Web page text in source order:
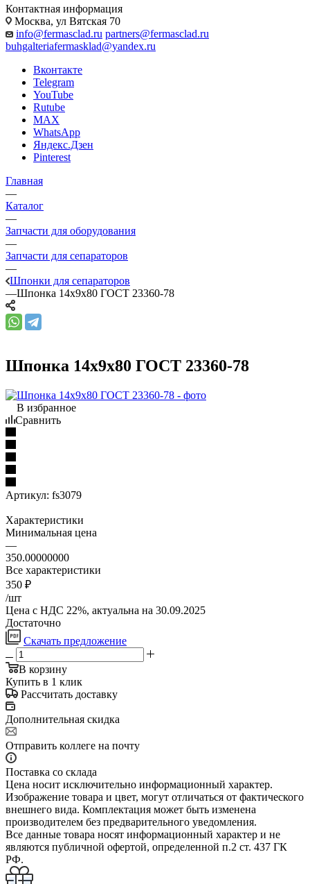
Контактная информация
Москва, ул Вятская 70
info@fermasclad.ru partners@fermasclad.ru
buhgalteriafermasklad@yandex.ru
Вконтакте
Telegram
YouTube
Rutube
MAX
WhatsApp
Яндекс.Дзен
Pinterest
Главная
—
Каталог
—
Запчасти для оборудования
—
Запчасти для сепараторов
—
Шпонки для сепараторов
—Шпонка 14х9х80 ГОСТ 23360-78
Шпонка 14х9х80 ГОСТ 23360-78
В избранное
Сравнить
Артикул: fs3079
Характеристики
Минимальная цена
—
350.00000000
Все характеристики
350 ₽
/шт
Цена с НДС 22%, актуальна на 30.09.2025
Достаточно
Скачать предложение
В корзину
Купить в 1 клик
Рассчитать доставку
Дополнительная скидка
Отправить коллеге на почту
Поставка со склада
Цена носит исключительно информационный характер.
Изображение товара и цвет, могут отличаться от фактического
внешнего вида. Комплектация может быть изменена
производителем без предварительного уведомления.
Все данные товара носят информационный характер и не
являются публичной офертой, определенной п.2 ст. 437 ГК
РФ.